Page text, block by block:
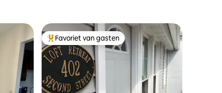
Topfavoriet van gasten
Favoriet van gasten